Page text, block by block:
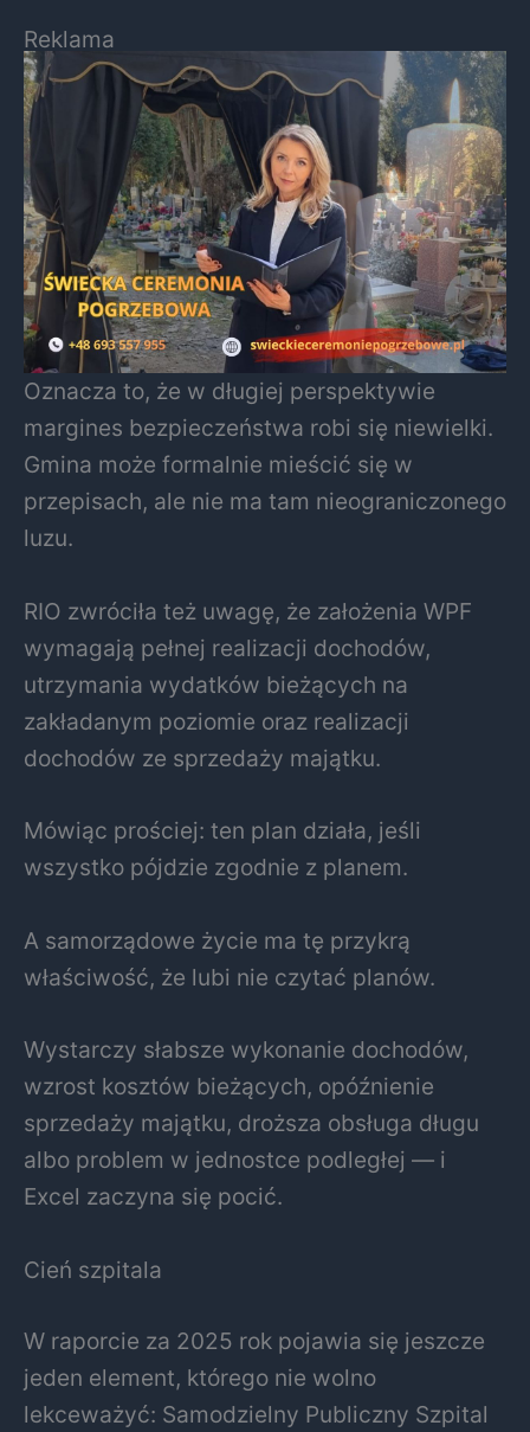
Reklama
Oznacza to, że w długiej perspektywie
margines bezpieczeństwa robi się niewielki.
Gmina może formalnie mieścić się w
przepisach, ale nie ma tam nieograniczonego
luzu.
RIO zwróciła też uwagę, że założenia WPF
wymagają pełnej realizacji dochodów,
utrzymania wydatków bieżących na
zakładanym poziomie oraz realizacji
dochodów ze sprzedaży majątku.
Mówiąc prościej: ten plan działa, jeśli
wszystko pójdzie zgodnie z planem.
A samorządowe życie ma tę przykrą
właściwość, że lubi nie czytać planów.
Wystarczy słabsze wykonanie dochodów,
wzrost kosztów bieżących, opóźnienie
sprzedaży majątku, droższa obsługa długu
albo problem w jednostce podległej — i
Excel zaczyna się pocić.
Cień szpitala
W raporcie za 2025 rok pojawia się jeszcze
jeden element, którego nie wolno
lekceważyć: Samodzielny Publiczny Szpital